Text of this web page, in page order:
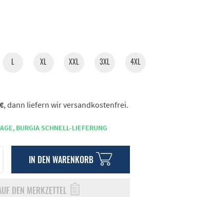
L XL XXL 3XL 4XL
BURGIA SCHNELL-LIEFERUNG
IN DEN WARENKORB
DEN MERKZETTEL
, dann liefern wir versandkostenfrei.